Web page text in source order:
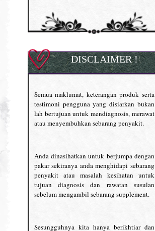
DISCLAIMER !
Semua maklumat, keterangan produk serta
testimoni pengguna yang disiarkan bukan
lah bertujuan untuk mendiagnosis, merawat
atau menyembuhkan sebarang penyakit.
Anda dinasihatkan untuk berjumpa dengan
pakar sekiranya anda menghidapi sebarang
penyakit atau masalah kesihatan untuk
tujuan diagnosis dan rawatan susulan
sebelum mengambil sebarang supplement.
Sesungguhnya kita hanya berikhtiar dan